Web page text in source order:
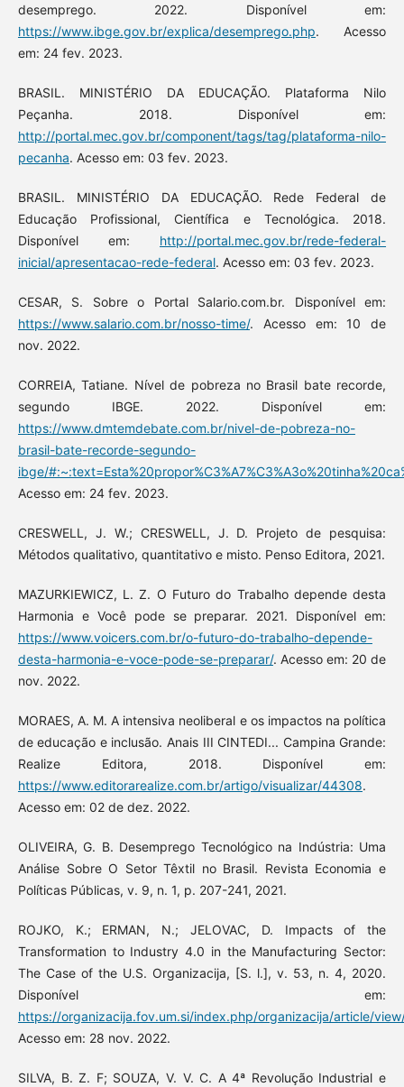
desemprego. 2022. Disponível em:
https://www.ibge.gov.br/explica/desemprego.php. Acesso
em: 24 fev. 2023.
BRASIL. MINISTÉRIO DA EDUCAÇÃO. Plataforma Nilo
Peçanha. 2018. Disponível em:
http://portal.mec.gov.br/component/tags/tag/plataforma-nilo-
pecanha. Acesso em: 03 fev. 2023.
BRASIL. MINISTÉRIO DA EDUCAÇÃO. Rede Federal de
Educação Profissional, Científica e Tecnológica. 2018.
Disponível em: http://portal.mec.gov.br/rede-federal-
inicial/apresentacao-rede-federal. Acesso em: 03 fev. 2023.
CESAR, S. Sobre o Portal Salario.com.br. Disponível em:
https://www.salario.com.br/nosso-time/. Acesso em: 10 de
nov. 2022.
CORREIA, Tatiane. Nível de pobreza no Brasil bate recorde,
segundo IBGE. 2022. Disponível em:
https://www.dmtemdebate.com.br/nivel-de-pobreza-no-
brasil-bate-recorde-segundo-
ibge/
Acesso em: 24 fev. 2023.
CRESWELL, J. W.; CRESWELL, J. D. Projeto de pesquisa:
Métodos qualitativo, quantitativo e misto. Penso Editora, 2021.
MAZURKIEWICZ, L. Z. O Futuro do Trabalho depende desta
Harmonia e Você pode se preparar. 2021. Disponível em:
https://www.voicers.com.br/o-futuro-do-trabalho-depende-
desta-harmonia-e-voce-pode-se-preparar/. Acesso em: 20 de
nov. 2022.
MORAES, A. M. A intensiva neoliberal e os impactos na política
de educação e inclusão. Anais III CINTEDI... Campina Grande:
Realize Editora, 2018. Disponível em:
https://www.editorarealize.com.br/artigo/visualizar/44308.
Acesso em: 02 de dez. 2022.
OLIVEIRA, G. B. Desemprego Tecnológico na Indústria: Uma
Análise Sobre O Setor Têxtil no Brasil. Revista Economia e
Políticas Públicas, v. 9, n. 1, p. 207-241, 2021.
ROJKO, K.; ERMAN, N.; JELOVAC, D. Impacts of the
Transformation to Industry 4.0 in the Manufacturing Sector:
The Case of the U.S. Organizacija, [S. l.], v. 53, n. 4, 2020.
Disponível em:
https://organizacija.fov.um.si/index.php/organizacija/article/
Acesso em: 28 nov. 2022.
SILVA, B. Z. F; SOUZA, V. V. C. A 4ª Revolução Industrial e